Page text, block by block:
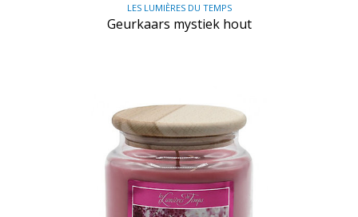
LES LUMIÈRES DU TEMPS
Geurkaars mystiek hout